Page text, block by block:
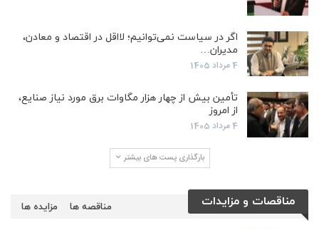
اگر در سیاست نمی‌توانیم؛ لااقل در اقتصاد و معادن،
مدیران…
4 مرداد 1405
تأمین بیش از چهار هزار مگاوات برق مورد نیاز صنایع،
از امروز
4 مرداد 1405
بارگذاری پست های بیشتر
مناقصات و مزایدات مزایده ها مناقصه ها